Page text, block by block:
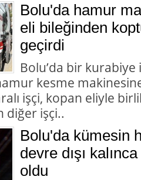
Bolu'da hamur
eli bileğinden
geçirdi
Bolu’da bir
kesme
işçi, kopan eliyle
diğer işçi..
Bolu'da kümesin
devre dışı
oldu